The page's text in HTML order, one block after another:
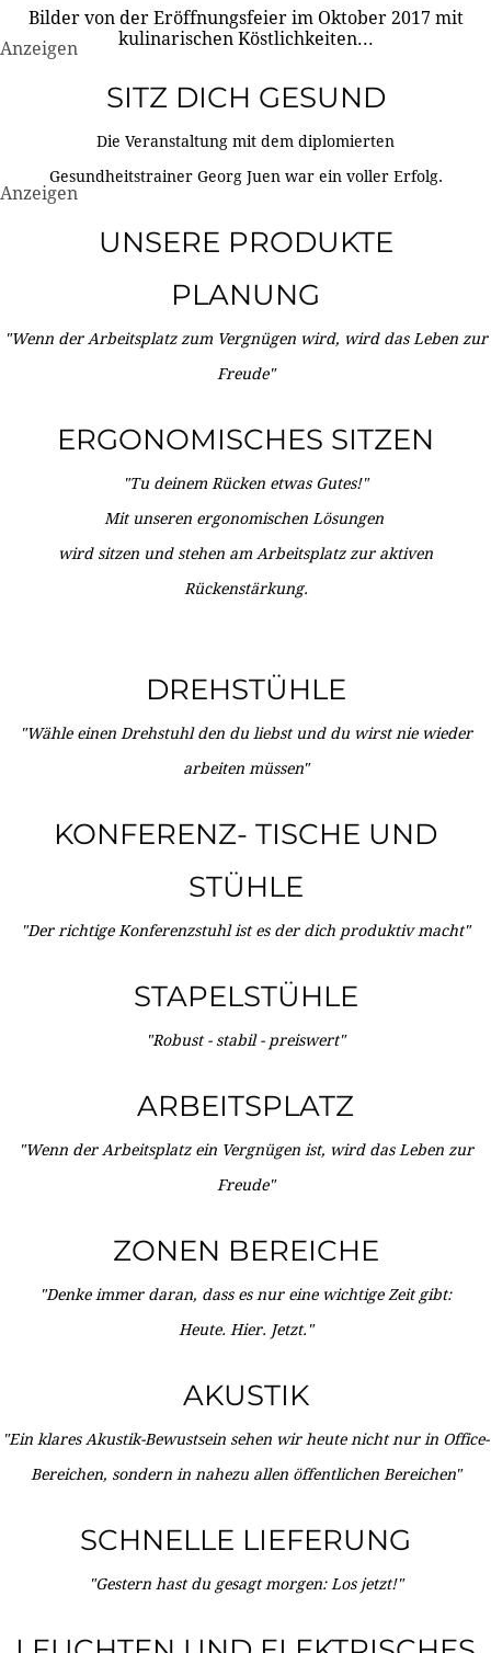
Bilder von der Eröffnungsfeier im Oktober 2017 mit
kulinarischen Köstlichkeiten...
Anzeigen
SITZ DICH GESUND
Die Veranstaltung mit dem diplomierten
Gesundheitstrainer Georg Juen war ein voller Erfolg.
Anzeigen
UNSERE PRODUKTE
PLANUNG
"Wenn der Arbeitsplatz zum Vergnügen wird, wird das Leben zur
Freude"
ERGONOMISCHES SITZEN
"Tu deinem Rücken etwas Gutes!"
Mit unseren ergonomischen Lösungen
wird sitzen und stehen am Arbeitsplatz zur aktiven
Rückenstärkung.
DREHSTÜHLE
"Wähle einen Drehstuhl den du liebst und du wirst nie wieder
arbeiten müssen"
KONFERENZ- TISCHE UND
STÜHLE
"Der richtige Konferenzstuhl ist es der dich produktiv macht"
STAPELSTÜHLE
"Robust - stabil - preiswert"
ARBEITSPLATZ
"Wenn der Arbeitsplatz ein Vergnügen ist, wird das Leben zur
Freude"
ZONEN BEREICHE
"Denke immer daran, dass es nur eine wichtige Zeit gibt:
Heute. Hier. Jetzt."
AKUSTIK
"Ein klares Akustik-Bewustsein sehen wir heute nicht nur in Office-
Bereichen, sondern in nahezu allen öffentlichen Bereichen"
SCHNELLE LIEFERUNG
"Gestern hast du gesagt morgen: Los jetzt!"